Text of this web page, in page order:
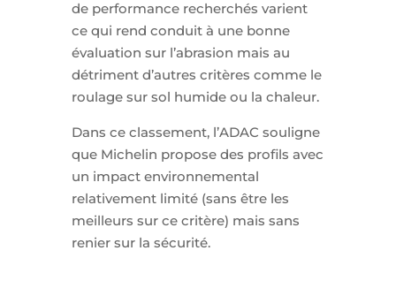
de performance recherchés varient
ce qui rend conduit à une bonne
évaluation sur l’abrasion mais au
détriment d’autres critères comme le
roulage sur sol humide ou la chaleur.
Dans ce classement, l’ADAC souligne
que Michelin propose des profils avec
un impact environnemental
relativement limité (sans être les
meilleurs sur ce critère) mais sans
renier sur la sécurité.